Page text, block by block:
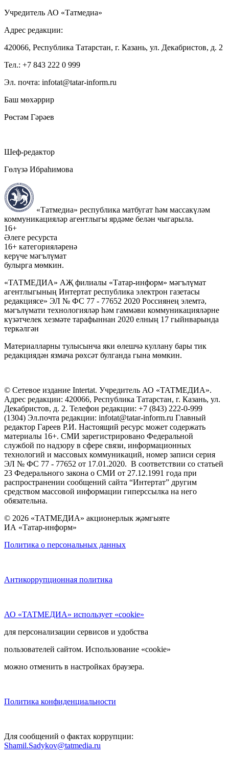
Учредитель АО «Татмедиа»
Адрес редакции:
420066, Республика Татарстан, г. Казань, ул. Декабристов, д. 2
Тел.: +7 843 222 0 999
Эл. почта: infotat@tatar-inform.ru
Баш мөхәррир
Рөстәм Гәрәев
Шеф-редактор
Гөлүзә Ибраһимова
«Татмедиа» республика матбугат һәм массакүләм
коммуникацияләр агентлыгы ярдәме белән чыгарыла.
16+
Әлеге ресурста
16+ категорияләренә
керүче мәгълүмат
булырга мөмкин.
«ТАТМЕДИА» АҖ филиалы «Татар-информ» мәгълүмат
агентлыгының Интертат республика электрон газетасы
редакциясе» ЭЛ № ФС 77 - 77652 2020 Россиянең элемтә,
мәгълүмати технологияләр һәм гаммәви коммуникацияләрне
күзәтчелек хезмәте тарафыннан 2020 елның 17 гыйнварында
теркәлгән
Материалларны тулысынча яки өлешчә куллану бары тик
редакциядән язмача рөхсәт булганда гына мөмкин.
© Сетевое издание Intertat. Учредитель АО «ТАТМЕДИА».
Адрес редакции: 420066, Республика Татарстан, г. Казань, ул.
Декабристов, д. 2. Телефон редакции: +7 (843) 222-0-999
(1304) Эл.почта редакции: infotat@tatar-inform.ru Главный
редактор Гареев Р.И. Настоящий ресурс может содержать
материалы 16+. СМИ зарегистрировано Федеральной
службой по надзору в сфере связи, информационных
технологий и массовых коммуникаций, номер записи серия
ЭЛ № ФС 77 - 77652 от 17.01.2020. В соответствии со статьей
23 Федерального закона о СМИ от 27.12.1991 года при
распространении сообщений сайта “Интертат” другим
средством массовой информации гиперссылка на него
обязательна.
© 2026 «ТАТМЕДИА» акционерлык җәмгыяте
ИА «Татар-информ»
Политика о персональных данных
Антикоррупционная политика
АО «ТАТМЕДИА» использует «cookie»
для персонализации сервисов и удобства
пользователей сайтом. Использование «cookie»
можно отменить в настройках браузера.
Политика конфиденциальности
Для сообщений о фактах коррупции:
Shamil.Sadykov@tatmedia.ru